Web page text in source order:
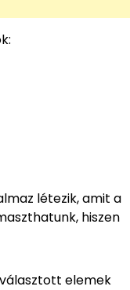
létezik, amit a
hiszen
elemek